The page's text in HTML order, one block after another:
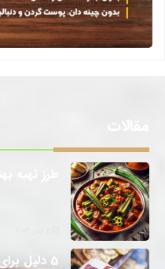
5 دلیل